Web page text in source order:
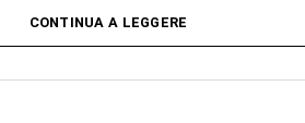
CONTINUA A LEGGERE